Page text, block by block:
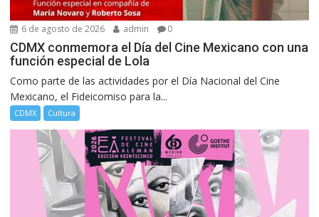
6 de agosto de 2026 admin 0
CDMX conmemora el Día del Cine Mexicano con una
función especial de Lola
Como parte de las actividades por el Día Nacional del Cine
Mexicano, el Fideicomiso para la...
CDMX Cultura